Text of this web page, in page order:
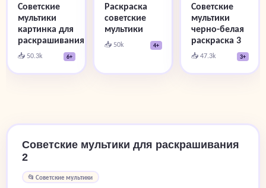
Советские
мультики
картинка для
раскрашивания
📥 50.3k 6+
Раскраска
советские
мультики
📥 50k 4+
Советские
мультики
черно-белая
раскраска 3
📥 47.3k 3+
Советские мультики для раскрашивания
2
📂 Советские мультики